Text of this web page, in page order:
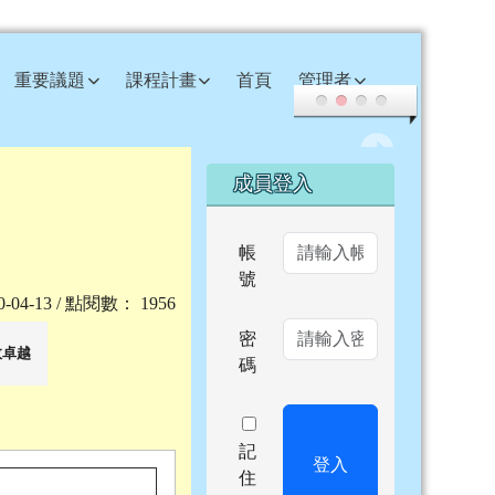
重要議題 課程計畫 首頁 管理者
04-13 / 點閱數： 1956
越
右邊區域內容
成員登入
帳
號
密
碼
記
住
登入